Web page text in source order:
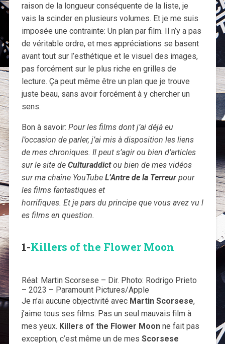
raison de la longueur conséquente de la liste, je
vais la scinder en plusieurs volumes. Et je me suis
imposée une contrainte: Un plan par film. Il n’y a pas
de véritable ordre, et mes appréciations se basent
avant tout sur l’esthétique et le visuel des images,
pas forcément sur le plus riche en grilles de
lecture. Ça peut même être un plan que je trouve
juste beau, sans avoir forcément à y chercher un
sens.
Bon à savoir: Pour les films dont j’ai déjà eu
l’occasion de parler, j’ai mis à disposition les liens
de mes chroniques. Il peut s’agir ou bien d’articles
sur le site de Culturaddictou bien de mes vidéos
sur ma chaîne YouTube L’Antre de la Terreur pour
les films fantastiques et
horrifiques. Et je pars du principe que vous avez vu l
es films en question.
1-Killers of the Flower Moon
Réal: Martin Scorsese – Dir. Photo: Rodrigo Prieto
– 2023 – Paramount Pictures/Apple
Je n’ai aucune objectivité avec Martin Scorsese,
j’aime tous ses films. Pas un seul mauvais film à
mes yeux. Killers of the Flower Moonne fait pas
exception, c’est même un de mes Scorsese